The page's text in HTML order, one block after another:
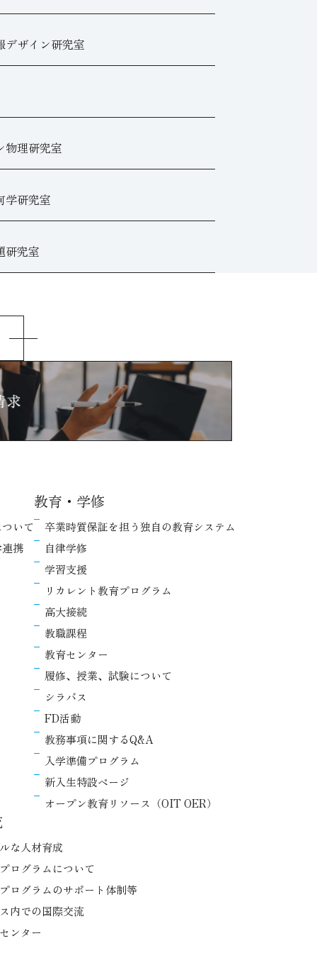
デザイン研究室
物理研究室
学研究室
研究室
いて
携
教育・学修
卒業時質保証を担う独自の教育システム
自律学修
学習支援
リカレント教育プログラム
高大接続
教職課程
教育センター
履修、授業、試験について
シラバス
FD活動
教務事項に関するQ&A
入学準備プログラム
新入生特設ページ
オープン教育リソース（OIT OER）
な人材育成
ログラムについて
ログラムのサポート体制等
内での国際交流
ンター